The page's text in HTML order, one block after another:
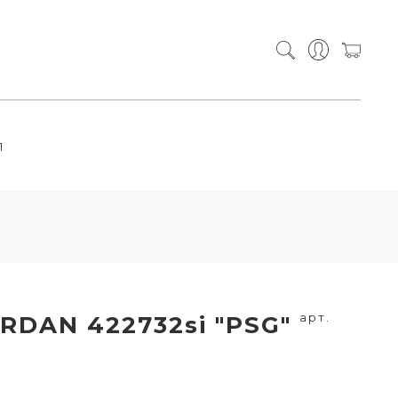
422732si "PSG" арт.